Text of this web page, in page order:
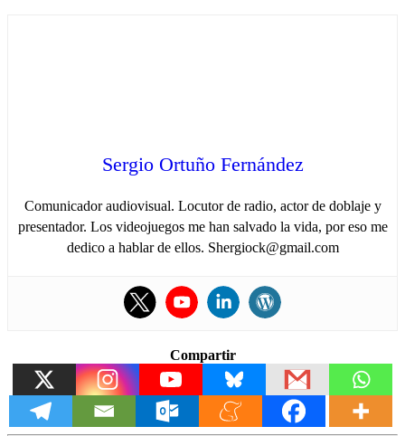
Sergio Ortuño Fernández
Comunicador audiovisual. Locutor de radio, actor de doblaje y
presentador. Los videojuegos me han salvado la vida, por eso me
dedico a hablar de ellos. Shergiock@gmail.com
Compartir